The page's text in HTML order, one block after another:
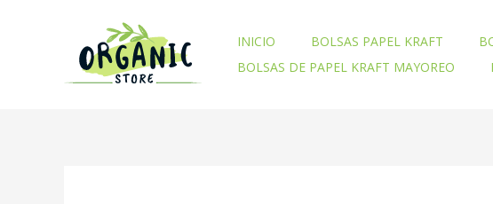
INICIO BOLSAS PAPEL KRAFT
BOLSAS DE PAPEL KRAFT MAYOREO